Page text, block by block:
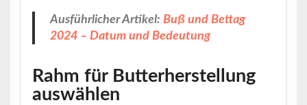
Ausführlicher Artikel:Buß und Bettag
2024 – Datum und Bedeutung
Rahm für Butterherstellung
auswählen